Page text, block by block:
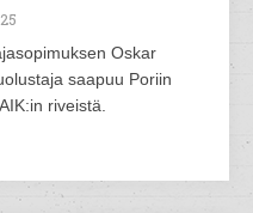
Oskar
saapuu Poriin
riveistä.